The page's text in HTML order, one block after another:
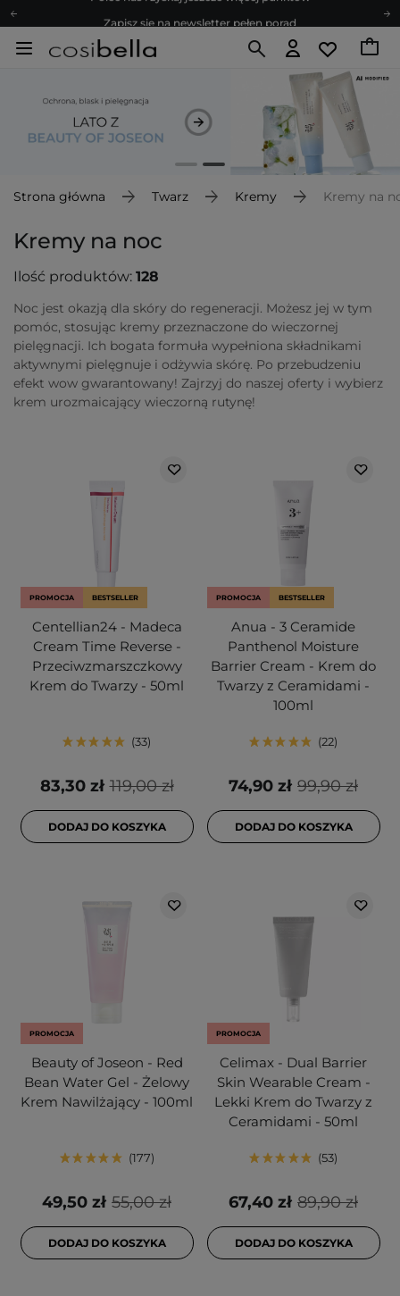
Bezpłatne konsultacje kosmetologiczne
Poleć nas i zyskaj jeszcze więcej punktów
Zapisz się na newsletter pełen porad
Strona główna Twarz Kremy Kremy na
Kremy na noc
Ilość produktów: 128
Noc jest okazją dla skóry do regeneracji. Możesz jej w tym
pomóc, stosując kremy przeznaczone do wieczornej
pielęgnacji. Ich bogata formuła wypełniona składnikami
aktywnymi pielęgnuje i odżywia skórę. Po przebudzeniu
efekt wow gwarantowany! Zajrzyj do naszej oferty i wybierz
krem urozmaicający wieczorną rutynę!
PROMOCJA BESTSELLER
Centellian24 - Madeca
Cream Time Reverse -
Przeciwzmarszczkowy
Krem do Twarzy - 50ml
33
119,00 zł
83,30 zł
DODAJ DO KOSZYKA
PROMOCJA BESTSELLER
Anua - 3 Ceramide
Panthenol Moisture
Barrier Cream - Krem do
Twarzy z Ceramidami -
100ml
22
99,90 zł
74,90 zł
DODAJ DO KOSZYKA
PROMOCJA
Beauty of Joseon - Red
Bean Water Gel - Żelowy
Krem Nawilżający - 100ml
177
55,00 zł
49,50 zł
DODAJ DO KOSZYKA
PROMOCJA
Celimax - Dual Barrier
Skin Wearable Cream -
Lekki Krem do Twarzy z
Ceramidami - 50ml
53
89,90 zł
67,40 zł
DODAJ DO KOSZYKA